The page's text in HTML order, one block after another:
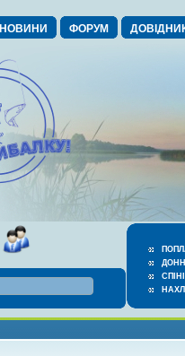
НОВИНИ ФОРУМ